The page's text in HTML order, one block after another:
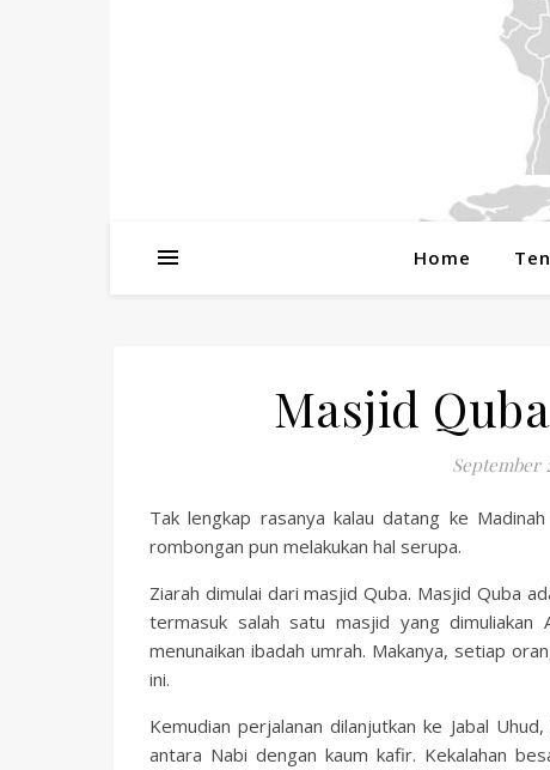
Home
Masjid
September
Tak lengkap rasanya kalau datang ke
rombongan pun melakukan hal serupa.
Ziarah dimulai dari masjid Quba. Masjid Quba
termasuk salah satu masjid yang dimuliakan
menunaikan ibadah umrah. Makanya, setiap
ini.
Kemudian perjalanan dilanjutkan ke Jabal
antara Nabi dengan kaum kafir. Kekalahan